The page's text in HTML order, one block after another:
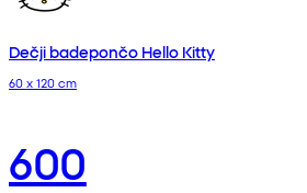
Dečji badepončo Hello Kitty
60 x 120 cm
600